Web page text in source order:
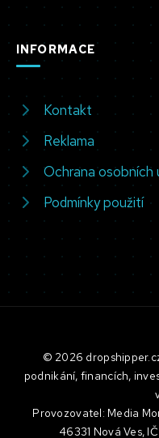
INFORMACE
Kontakt
Reklama
Ochrana osobních
Podmínky použití
© 2026
podnikání, financích,
Provozovatel: Media
46331 Nová Ves,